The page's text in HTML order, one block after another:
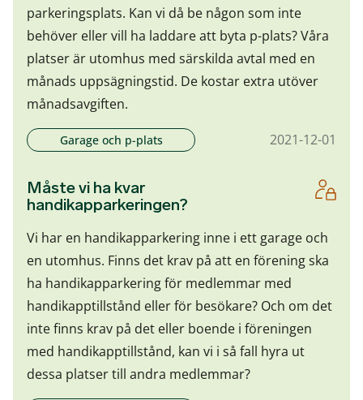
parkeringsplats. Kan vi då be någon som inte
behöver eller vill ha laddare att byta p-plats? Våra
platser är utomhus med särskilda avtal med en
månads uppsägningstid. De kostar extra utöver
månadsavgiften.
Garage och p-plats 2021-12-01
Måste vi ha kvar
handikapparkeringen?
Vi har en handikapparkering inne i ett garage och
en utomhus. Finns det krav på att en förening ska
ha handikapparkering för medlemmar med
handikapptillstånd eller för besökare? Och om det
inte finns krav på det eller boende i föreningen
med handikapptillstånd, kan vi i så fall hyra ut
dessa platser till andra medlemmar?